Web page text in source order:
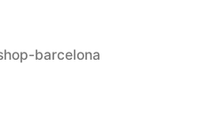
barcelona